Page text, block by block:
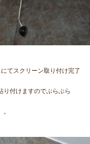
てスクリーン取り付け完了
り付けますのでぶらぶら